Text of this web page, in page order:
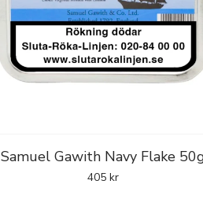
Samuel Gawith Navy Flake
405 kr